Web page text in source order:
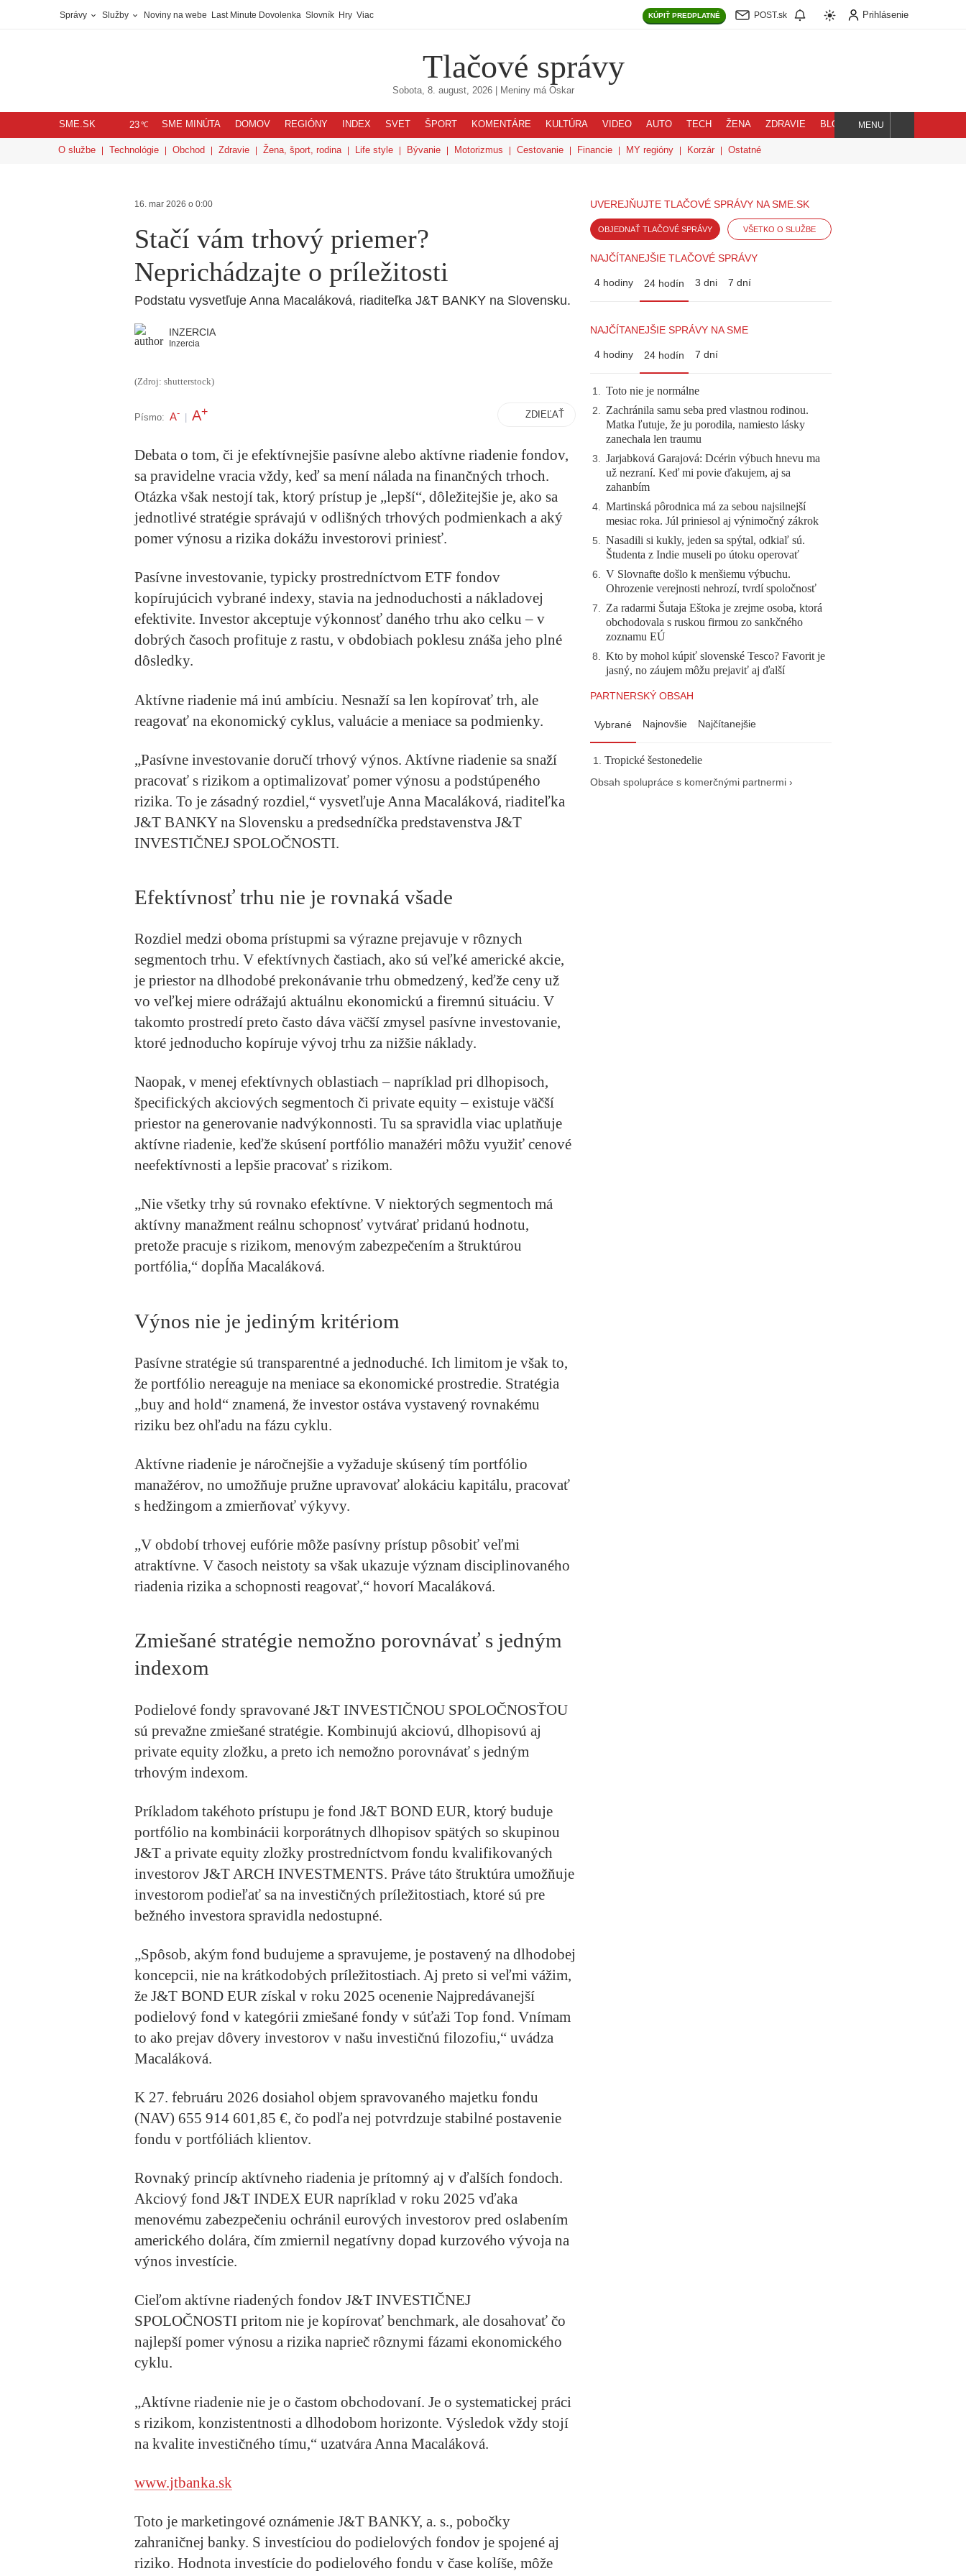
Správy Služby Noviny na webe Last Minute Dovolenka Slovník Hry Viac KÚPIŤ PREDPLATNÉ POST.sk Prihlásenie
Tlačové správy
Sobota, 8. august, 2026| Meniny má Oskar
SME.SK 23℃ SME MINÚTA DOMOV REGIÓNY INDEX SVET ŠPORT KOMENTÁRE KULTÚRA VIDEO AUTO TECH ŽENA ZDRAVIE BLOG
Hľadaj
MENU
O službe Technológie Obchod Zdravie Žena, šport, rodina Life style Bývanie Motorizmus Cestovanie Financie MY regióny Korzár Ostatné
16. mar 2026 o 0:00
Stačí vám trhový priemer?
Neprichádzajte o príležitosti
Podstatu vysvetľuje Anna Macaláková, riaditeľka J&T BANKY na Slovensku.
INZERCIA
Inzercia
(Zdroj: shutterstock)
Písmo: A- A+ ZDIEĽAŤ
Debata o tom, či je efektívnejšie pasívne alebo aktívne riadenie fondov,
sa pravidelne vracia vždy, keď sa mení nálada na finančných trhoch.
Otázka však nestojí tak, ktorý prístup je „lepší“, dôležitejšie je, ako sa
jednotlivé stratégie správajú v odlišných trhových podmienkach a aký
pomer výnosu a rizika dokážu investorovi priniesť.
Pasívne investovanie, typicky prostredníctvom ETF fondov
kopírujúcich vybrané indexy, stavia na jednoduchosti a nákladovej
efektivite. Investor akceptuje výkonnosť daného trhu ako celku – v
dobrých časoch profituje z rastu, v obdobiach poklesu znáša jeho plné
dôsledky.
Aktívne riadenie má inú ambíciu. Nesnaží sa len kopírovať trh, ale
reagovať na ekonomický cyklus, valuácie a meniace sa podmienky.
„Pasívne investovanie doručí trhový výnos. Aktívne riadenie sa snaží
pracovať s rizikom a optimalizovať pomer výnosu a podstúpeného
rizika. To je zásadný rozdiel,“ vysvetľuje Anna Macaláková, riaditeľka
J&T BANKY na Slovensku a predsedníčka predstavenstva J&T
INVESTIČNEJ SPOLOČNOSTI.
Efektívnosť trhu nie je rovnaká všade
Rozdiel medzi oboma prístupmi sa výrazne prejavuje v rôznych
segmentoch trhu. V efektívnych častiach, ako sú veľké americké akcie,
je priestor na dlhodobé prekonávanie trhu obmedzený, keďže ceny už
vo veľkej miere odrážajú aktuálnu ekonomickú a firemnú situáciu. V
takomto prostredí preto často dáva väčší zmysel pasívne investovanie,
ktoré jednoducho kopíruje vývoj trhu za nižšie náklady.
Naopak, v menej efektívnych oblastiach – napríklad pri dlhopisoch,
špecifických akciových segmentoch či private equity – existuje väčší
priestor na generovanie nadvýkonnosti. Tu sa spravidla viac uplatňuje
aktívne riadenie, keďže skúsení portfólio manažéri môžu využiť cenové
neefektívnosti a lepšie pracovať s rizikom.
„Nie všetky trhy sú rovnako efektívne. V niektorých segmentoch má
aktívny manažment reálnu schopnosť vytvárať pridanú hodnotu,
pretože pracuje s rizikom, menovým zabezpečením a štruktúrou
portfólia,“ dopĺňa Macaláková.
Výnos nie je jediným kritériom
Pasívne stratégie sú transparentné a jednoduché. Ich limitom je však to,
že portfólio nereaguje na meniace sa ekonomické prostredie. Stratégia
„buy and hold“ znamená, že investor ostáva vystavený rovnakému
riziku bez ohľadu na fázu cyklu.
Aktívne riadenie je náročnejšie a vyžaduje skúsený tím portfólio
manažérov, no umožňuje pružne upravovať alokáciu kapitálu, pracovať
s hedžingom a zmierňovať výkyvy.
„V období trhovej eufórie môže pasívny prístup pôsobiť veľmi
atraktívne. V časoch neistoty sa však ukazuje význam disciplinovaného
riadenia rizika a schopnosti reagovať,“ hovorí Macaláková.
Zmiešané stratégie nemožno porovnávať s jedným
indexom
Podielové fondy spravované J&T INVESTIČNOU SPOLOČNOSŤOU
sú prevažne zmiešané stratégie. Kombinujú akciovú, dlhopisovú aj
private equity zložku, a preto ich nemožno porovnávať s jedným
trhovým indexom.
Príkladom takéhoto prístupu je fond J&T BOND EUR, ktorý buduje
portfólio na kombinácii korporátnych dlhopisov spätých so skupinou
J&T a private equity zložky prostredníctvom fondu kvalifikovaných
investorov J&T ARCH INVESTMENTS. Práve táto štruktúra umožňuje
investorom podieľať sa na investičných príležitostiach, ktoré sú pre
bežného investora spravidla nedostupné.
„Spôsob, akým fond budujeme a spravujeme, je postavený na dlhodobej
koncepcii, nie na krátkodobých príležitostiach. Aj preto si veľmi vážim,
že J&T BOND EUR získal v roku 2025 ocenenie Najpredávanejší
podielový fond v kategórii zmiešané fondy v súťaži Top fond. Vnímam
to ako prejav dôvery investorov v našu investičnú filozofiu,“ uvádza
Macaláková.
K 27. februáru 2026 dosiahol objem spravovaného majetku fondu
(NAV) 655 914 601,85 €, čo podľa nej potvrdzuje stabilné postavenie
fondu v portfóliách klientov.
Rovnaký princíp aktívneho riadenia je prítomný aj v ďalších fondoch.
Akciový fond J&T INDEX EUR napríklad v roku 2025 vďaka
menovému zabezpečeniu ochránil eurových investorov pred oslabením
amerického dolára, čím zmiernil negatívny dopad kurzového vývoja na
výnos investície.
Cieľom aktívne riadených fondov J&T INVESTIČNEJ
SPOLOČNOSTI pritom nie je kopírovať benchmark, ale dosahovať čo
najlepší pomer výnosu a rizika naprieč rôznymi fázami ekonomického
cyklu.
„Aktívne riadenie nie je o častom obchodovaní. Je o systematickej práci
s rizikom, konzistentnosti a dlhodobom horizonte. Výsledok vždy stojí
na kvalite investičného tímu,“ uzatvára Anna Macaláková.
www.jtbanka.sk
Toto je marketingové oznámenie J&T BANKY, a. s., pobočky
zahraničnej banky. S investíciou do podielových fondov je spojené aj
riziko. Hodnota investície do podielového fondu v čase kolíše, môže
UVEREJŇUJTE TLAČOVÉ SPRÁVY NA SME.SK
OBJEDNAŤ TLAČOVÉ SPRÁVY VŠETKO O SLUŽBE
NAJČÍTANEJŠIE TLAČOVÉ SPRÁVY
4 hodiny 24 hodín 3 dni 7 dní
NAJČÍTANEJŠIE SPRÁVY NA SME
4 hodiny 24 hodín 7 dní
1. Toto nie je normálne
2. Zachránila samu seba pred vlastnou rodinou.
Matka ľutuje, že ju porodila, namiesto lásky
zanechala len traumu
3. Jarjabková Garajová: Dcérin výbuch hnevu ma
už nezraní. Keď mi povie ďakujem, aj sa
zahanbím
4. Martinská pôrodnica má za sebou najsilnejší
mesiac roka. Júl priniesol aj výnimočný zákrok
5. Nasadili si kukly, jeden sa spýtal, odkiaľ sú.
Študenta z Indie museli po útoku operovať
6. V Slovnafte došlo k menšiemu výbuchu.
Ohrozenie verejnosti nehrozí, tvrdí spoločnosť
7. Za radarmi Šutaja Eštoka je zrejme osoba, ktorá
obchodovala s ruskou firmou zo sankčného
zoznamu EÚ
8. Kto by mohol kúpiť slovenské Tesco? Favorit je
jasný, no záujem môžu prejaviť aj ďalší
PARTNERSKÝ OBSAH
Vybrané Najnovšie Najčítanejšie
Tropické šestonedelie
Obsah spolupráce s komerčnými partnermi ›